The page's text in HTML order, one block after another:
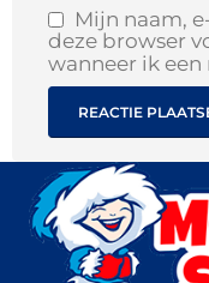
Mijn naam,
deze browser
wanneer ik een